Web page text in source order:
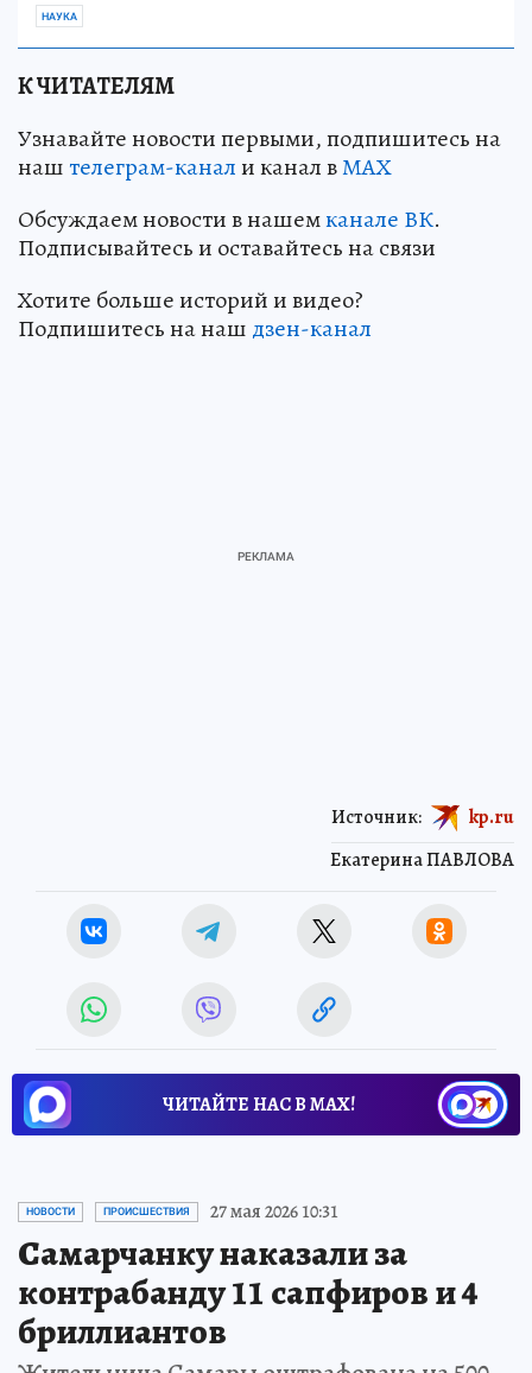
НАУКА
К ЧИТАТЕЛЯМ
Узнавайте новости первыми, подпишитесь на
наштелеграм-канали канал вМАХ
Обсуждаем новости в нашемканале ВК.
Подписывайтесь и оставайтесь на связи
Хотите больше историй и видео?
Подпишитесь на наш дзен-канал
Екатерина ПАВЛОВА
Источник: kp.ru
ЧИТАЙТЕ НАС В МАХ!
НОВОСТИ ПРОИСШЕСТВИЯ 27 мая 2026 10:31
Самарчанку наказали за
контрабанду 11 сапфиров и 4
бриллиантов